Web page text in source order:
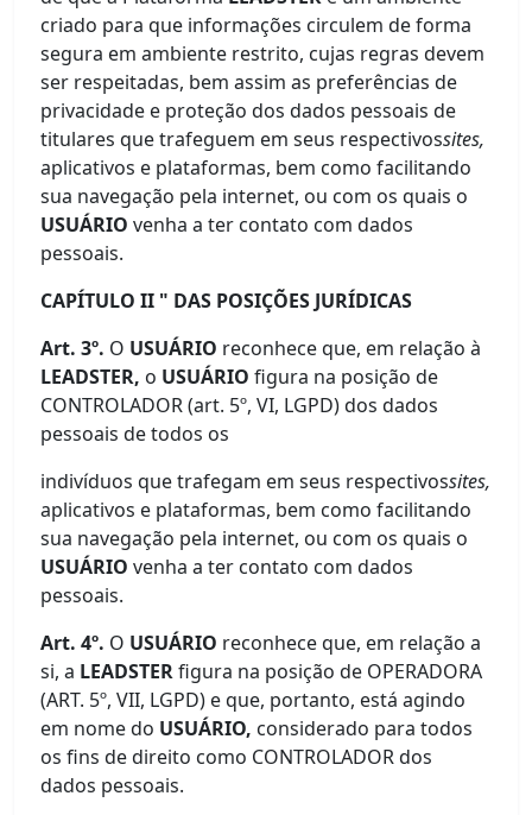
criado para que informações circulem de forma
segura em ambiente restrito, cujas regras devem
ser respeitadas, bem assim as preferências de
privacidade e proteção dos dados pessoais de
titulares que trafeguem em seus respectivossites,
aplicativos e plataformas, bem como facilitando
sua navegação pela internet, ou com os quais o
USUÁRIOvenha a ter contato com dados
pessoais.
CAPÍTULO II " DAS POSIÇÕES JURÍDICAS
Art. 3º. O USUÁRIO reconhece que, em relação à
LEADSTER, o USUÁRIOfigura na posição de
CONTROLADOR (art. 5º, VI, LGPD) dos dados
pessoais de todos os
indivíduos que trafegam em seus respectivossites,
aplicativos e plataformas, bem como facilitando
sua navegação pela internet, ou com os quais o
USUÁRIOvenha a ter contato com dados
pessoais.
Art. 4º. O USUÁRIO reconhece que, em relação a
si, a LEADSTERfigura na posição de OPERADORA
(ART. 5º, VII, LGPD) e que, portanto, está agindo
em nome do USUÁRIO, considerado para todos
os fins de direito como CONTROLADOR dos
dados pessoais.